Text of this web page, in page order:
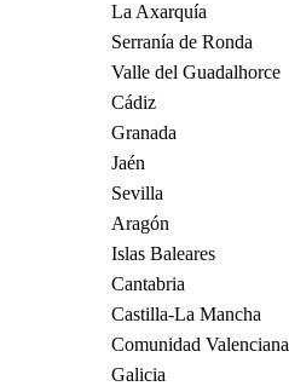
La Axarquía
Serranía de Ronda
Valle del Guadalhorce
Cádiz
Granada
Jaén
Sevilla
Aragón
Islas Baleares
Cantabria
Castilla-La Mancha
Comunidad Valenciana
Galicia